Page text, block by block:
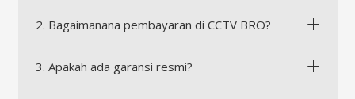
2. Bagaimanana pembayaran di CCTV BRO?
3. Apakah ada garansi resmi?